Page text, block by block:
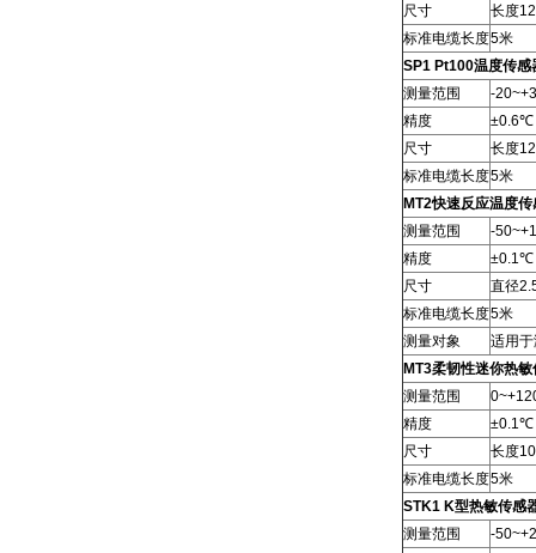
尺寸
长度
标准电缆长度5米
SP1 Pt100温度传感
测量范围
-
精度
±0.6℃
尺寸
长度
标准电缆长度5米
MT2快速反应温度传
测量范围
-
精度
±0.1℃
尺寸
直径
标准电缆长度5米
测量对象
适用
MT3柔韧性迷你热
测量范围
精度
±0.1℃
尺寸
长度
标准电缆长度5米
STK1 K型热敏传感
测量范围
-